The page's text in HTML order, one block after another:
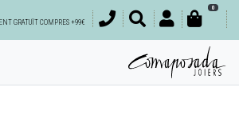
GRATUÏT COMPRES +99€
0